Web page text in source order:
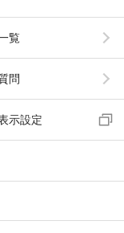
覧
問
示設定